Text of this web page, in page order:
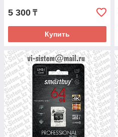
5 300 ₸
Купить